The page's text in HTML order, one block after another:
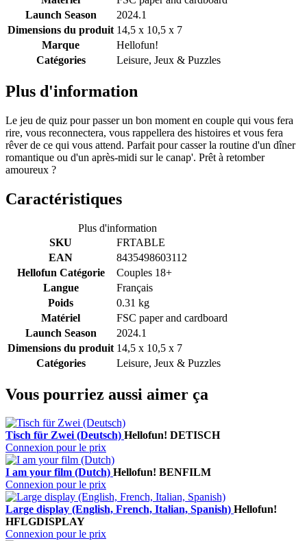
Launch Season
2024.1
Dimensions du produit 14,5 x 10,5 x 7
Marque
Hellofun!
Catégories
Leisure, Jeux & Puzzles
Plus d'information
Le jeu de quiz pour passer un bon moment en couple qui vous fera
rire, vous reconnectera, vous rappellera des histoires et vous fera
rêver de ce qui vous attend. Parfait pour casser la routine d'un dîner
romantique ou d'un après-midi sur le canap'. Prêt à retomber
amoureux ?
Caractéristiques
Plus d'information
SKU
FRTABLE
EAN
8435498603112
Hellofun Catégorie
Couples 18+
Langue
Français
Poids
0.31 kg
Matériel
FSC paper and cardboard
Launch Season
2024.1
Dimensions du produit 14,5 x 10,5 x 7
Catégories
Leisure, Jeux & Puzzles
Vous pourriez aussi aimer ça
Tisch für Zwei (Deutsch) Hellofun! DETISCH
Connexion pour le prix
I am your film (Dutch) Hellofun! BENFILM
Connexion pour le prix
Large display (English, French, Italian, Spanish) Hellofun!
HFLGDISPLAY
Connexion pour le prix